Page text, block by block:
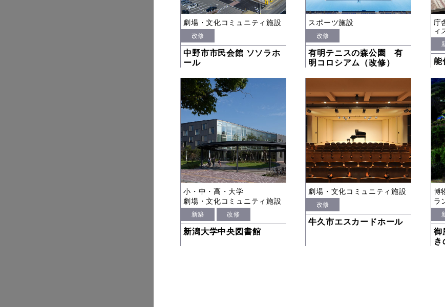
劇場・文化コミュニティ施設
改修
中野市市民会館 ソソラホ
ール
スポーツ施設
改修
有明テニスの森公園 有
明コロシアム（改修）
庁
ィ
能
小・中・高・大学
劇場・文化コミュニティ施設
新築 改修
新潟大学中央図書館
劇場・文化コミュニティ施設
改修
牛久市エスカードホール
博
ラ
御
き